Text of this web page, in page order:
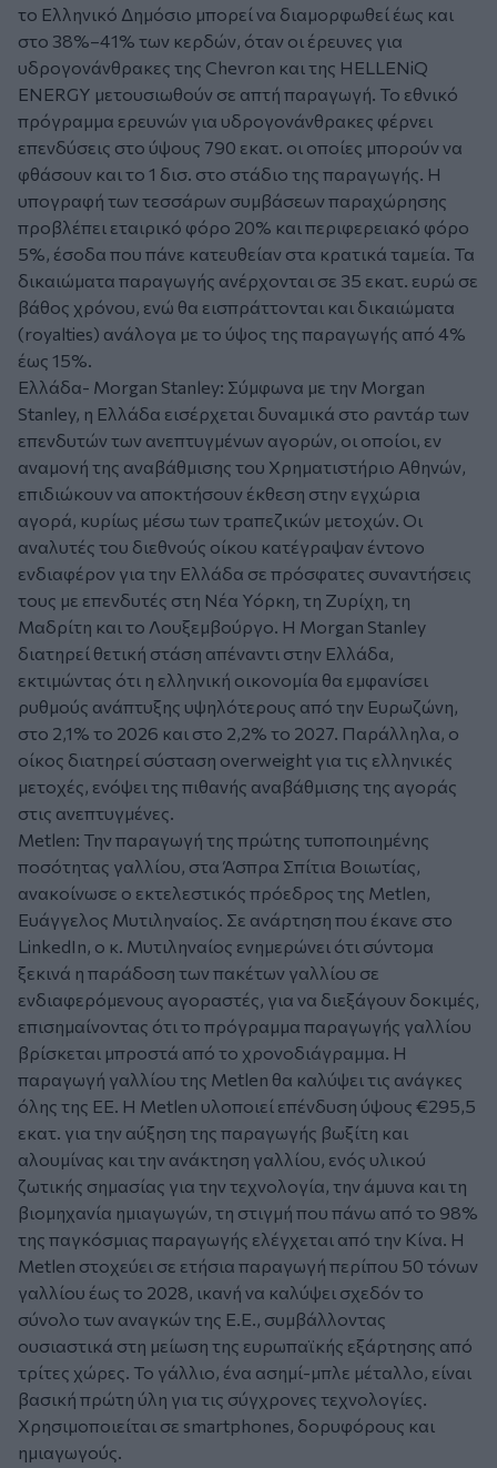
το Ελληνικό Δημόσιο μπορεί να διαμορφωθεί έως και
στο 38%–41% των κερδών, όταν οι έρευνες για
υδρογονάνθρακες της Chevron και της HELLENiQ
ENERGY μετουσιωθούν σε απτή παραγωγή. Το εθνικό
πρόγραμμα ερευνών για υδρογονάνθρακες φέρνει
επενδύσεις στο ύψους 790 εκατ. οι οποίες μπορούν να
φθάσουν και το 1 δισ. στο στάδιο της παραγωγής. Η
υπογραφή των τεσσάρων συμβάσεων παραχώρησης
προβλέπει εταιρικό φόρο 20% και περιφερειακό φόρο
5%, έσοδα που πάνε κατευθείαν στα κρατικά ταμεία. Τα
δικαιώματα παραγωγής ανέρχονται σε 35 εκατ. ευρώ σε
βάθος χρόνου, ενώ θα εισπράττονται και δικαιώματα
(royalties) ανάλογα με το ύψος της παραγωγής από 4%
έως 15%.
Ελλάδα- Morgan Stanley: Σύμφωνα με την Morgan
Stanley, η Ελλάδα εισέρχεται δυναμικά στο ραντάρ των
επενδυτών των ανεπτυγμένων αγορών, οι οποίοι, εν
αναμονή της αναβάθμισης του Χρηματιστήριο Αθηνών,
επιδιώκουν να αποκτήσουν έκθεση στην εγχώρια
αγορά, κυρίως μέσω των τραπεζικών μετοχών. Οι
αναλυτές του διεθνούς οίκου κατέγραψαν έντονο
ενδιαφέρον για την Ελλάδα σε πρόσφατες συναντήσεις
τους με επενδυτές στη Νέα Υόρκη, τη Ζυρίχη, τη
Μαδρίτη και το Λουξεμβούργο. Η Morgan Stanley
διατηρεί θετική στάση απέναντι στην Ελλάδα,
εκτιμώντας ότι η ελληνική οικονομία θα εμφανίσει
ρυθμούς ανάπτυξης υψηλότερους από την Ευρωζώνη,
στο 2,1% το 2026 και στο 2,2% το 2027. Παράλληλα, ο
οίκος διατηρεί σύσταση overweight για τις ελληνικές
μετοχές, ενόψει της πιθανής αναβάθμισης της αγοράς
στις ανεπτυγμένες.
Metlen: Την παραγωγή της πρώτης τυποποιημένης
ποσότητας γαλλίου, στα Άσπρα Σπίτια Βοιωτίας,
ανακοίνωσε ο εκτελεστικός πρόεδρος της Metlen,
Ευάγγελος Μυτιληναίος. Σε ανάρτηση που έκανε στο
LinkedIn, ο κ. Μυτιληναίος ενημερώνει ότι σύντομα
ξεκινά η παράδοση των πακέτων γαλλίου σε
ενδιαφερόμενους αγοραστές, για να διεξάγουν δοκιμές,
επισημαίνοντας ότι το πρόγραμμα παραγωγής γαλλίου
βρίσκεται μπροστά από το χρονοδιάγραμμα. Η
παραγωγή γαλλίου της Metlen θα καλύψει τις ανάγκες
όλης της ΕΕ. Η Metlen υλοποιεί επένδυση ύψους €295,5
εκατ. για την αύξηση της παραγωγής βωξίτη και
αλουμίνας και την ανάκτηση γαλλίου, ενός υλικού
ζωτικής σημασίας για την τεχνολογία, την άμυνα και τη
βιομηχανία ημιαγωγών, τη στιγμή που πάνω από το 98%
της παγκόσμιας παραγωγής ελέγχεται από την Κίνα. Η
Metlen στοχεύει σε ετήσια παραγωγή περίπου 50 τόνων
γαλλίου έως το 2028, ικανή να καλύψει σχεδόν το
σύνολο των αναγκών της Ε.Ε., συμβάλλοντας
ουσιαστικά στη μείωση της ευρωπαϊκής εξάρτησης από
τρίτες χώρες. Το γάλλιο, ένα ασημί-μπλε μέταλλο, είναι
βασική πρώτη ύλη για τις σύγχρονες τεχνολογίες.
Χρησιμοποιείται σε smartphones, δορυφόρους και
ημιαγωγούς.